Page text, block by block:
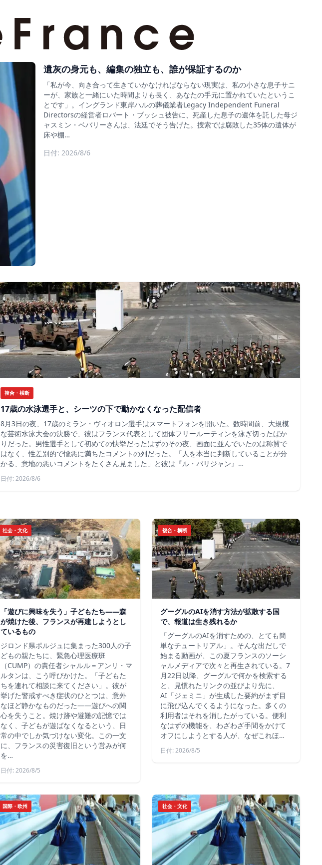
遺灰の身元も、編集の独立も、誰が保証するのか
「私が今、向き合って生きていかなければならない現実は、私の小さな息子サニ
ーが、家族と一緒にいた時間よりも長く、あなたの手元に置かれていたというこ
とです」。イングランド東岸ハルの葬儀業者Legacy Independent Funeral
Directorsの経営者ロバート・ブッシュ被告に、死産した息子の遺体を託した母ジ
ャスミン・ベバリーさんは、法廷でそう告げた。捜索では腐敗した35体の遺体が
床や棚…
日付: 2026/8/6
複合・横断
17歳の水泳選手と、シーツの下で動かなくなった配信者
8月3日の夜、17歳のミラン・ヴィオロン選手はスマートフォンを開いた。数時間前、大規模
な芸術水泳大会の決勝で、彼はフランス代表として団体フリールーティンを泳ぎ切ったばか
りだった。男性選手として初めての快挙だったはずのその夜、画面に並んでいたのは称賛で
はなく、性差別的で憎悪に満ちたコメントの列だった。「人を本当に判断していることが分
かる、意地の悪いコメントをたくさん見ました」と彼は『ル・パリジャン』…
日付: 2026/8/6
社会・文化
「遊びに興味を失う」子どもたち——森
が焼けた後、フランスが再建しようとし
ているもの
ジロンド県ポルジュに集まった300人の子
どもの親たちに、緊急心理医療班
（CUMP）の責任者シャルル＝アンリ・マ
ルタンは、こう呼びかけた。「子どもた
ちを連れて相談に来てください」。彼が
挙げた警戒すべき症状のひとつは、意外
なほど静かなものだった――遊びへの関
心を失うこと。焼け跡や避難の記憶では
なく、子どもが遊ばなくなるという、日
常の中でしか気づけない変化。この一文
に、フランスの災害復旧という営みが何
を…
日付: 2026/8/5
複合・横断
グーグルのAIを消す方法が拡散する国
で、報道は生き残れるか
「グーグルのAIを消すための、とても簡
単なチュートリアル」。そんな出だしで
始まる動画が、この夏フランスのソーシ
ャルメディアで次々と再生されている。7
月22日以降、グーグルで何かを検索する
と、見慣れたリンクの並びより先に、
AI「ジェミニ」が生成した要約がまず目
に飛び込んでくるようになった。多くの
利用者はそれを消したがっている。便利
なはずの機能を、わざわざ手間をかけて
オフにしようとする人が、なぜこれほ…
日付: 2026/8/5
国際・欧州 社会・文化